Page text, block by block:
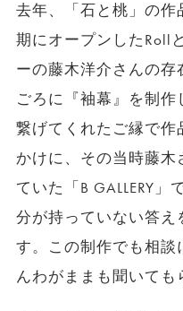
去年、「石と桃」の
期にオープンしたRoll
ーの藤木洋介さんの
ごろに『袖幕』を制
繋げてくれたご縁で作
かけに、その当時藤木
ていた「B GALLERY
分が持っていない答え
す。この制作でも相談
んわがままも聞いて